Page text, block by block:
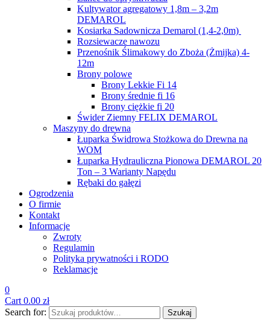
Kultywator agregatowy 1,8m – 3,2m
DEMAROL
Kosiarka Sadownicza Demarol (1,4-2,0m)
Rozsiewacze nawozu
Przenośnik Ślimakowy do Zboża (Żmijka) 4-
12m
Brony polowe
Brony Lekkie Fi 14
Brony średnie fi 16
Brony ciężkie fi 20
Świder Ziemny FELIX DEMAROL
Maszyny do drewna
Łuparka Świdrowa Stożkowa do Drewna na
WOM
Łuparka Hydrauliczna Pionowa DEMAROL 20
Ton – 3 Warianty Napędu
Rębaki do gałęzi
Ogrodzenia
O firmie
Kontakt
Informacje
Zwroty
Regulamin
Polityka prywatności i RODO
Reklamacje
0
Cart 0.00 zł
Search for:
Szukaj